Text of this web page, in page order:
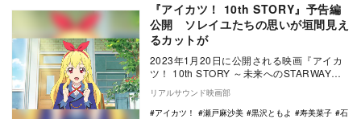
『アイカツ！ 10th STORY』予告編
公開 ソレイユたちの思いが垣間見え
るカットが
2023年1月20日に公開される映画『アイカ
ツ！ 10th STORY ～未来へのSTARWAY
リアルサウンド映画部
アイカツ！
瀬戸麻沙美 黒沢ともよ 寿美菜子
石